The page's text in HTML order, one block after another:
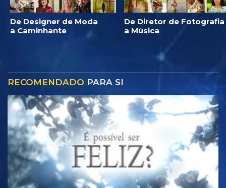
De Designer de Moda
a Caminhante
De Diretor de Fotografia
a Música
RECOMENDADO PARA SI